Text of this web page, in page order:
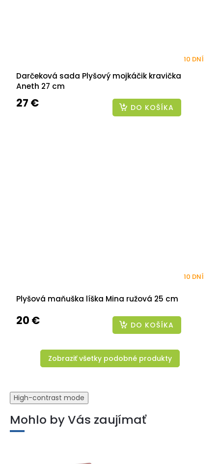
Darčeková sada Plyšový mojkáčik kravička
Aneth 27 cm
10 DNÍ
27 € DO KOŠÍKA
Plyšová maňuška líška Mina ružová 25 cm
10 DNÍ
20 € DO KOŠÍKA
Zobraziť všetky podobné produkty
High-contrast mode
Mohlo by Vás zaujímať